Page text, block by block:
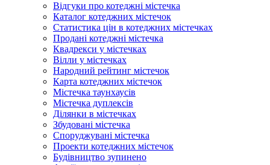
Відгуки про котеджні містечка
Каталог котеджних містечок
Статистика цін в котеджних містечках
Продані котеджні містечка
Квадрекси у містечках
Вілли у містечках
Народний рейтинг містечок
Карта котеджних містечок
Містечка таунхаусів
Містечка дуплексів
Ділянки в містечках
Збудовані містечка
Споруджувані містечка
Проекти котеджних містечок
Будівництво зупинено